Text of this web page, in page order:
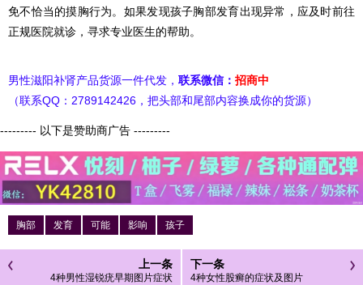
免不恰当的摸胸行为。如果发现孩子胸部发育出现异常，应及时前往
正规医院就诊，寻求专业医生的帮助。
男性滋阳补肾产品货源一件代发， 联系微信： 招商中
（联系QQ：2789142426，把头部和尾部内容换成你的货源）
--------- 以下是赞助商广告 ---------
胸部 发育 可能 影响 孩子
上一条
4种男性湿锐疣早期图片症状
下一条
4种女性股癣的症状及图片